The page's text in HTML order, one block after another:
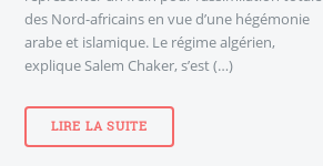
des Nord-africains en vue d’une hégémonie
arabe et islamique. Le régime algérien,
explique Salem Chaker, s’est (…)
LIRE LA SUITE